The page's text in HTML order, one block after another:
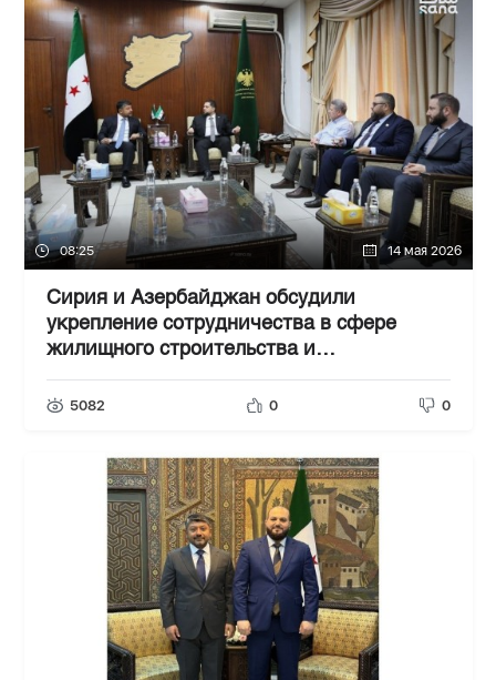
08:25 14 мая 2026
Сирия и Азербайджан обсудили
укрепление сотрудничества в сфере
жилищного строительства и
восстановления инфраструктуры
5082 0 0